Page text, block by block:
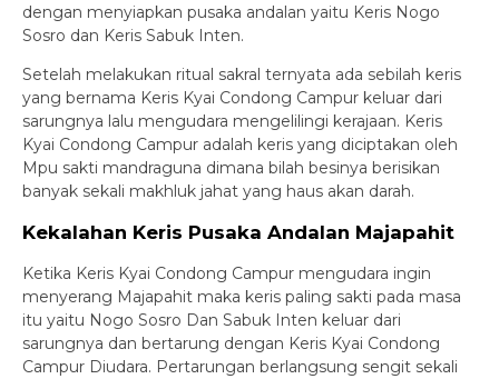
dengan menyiapkan pusaka andalan yaitu Keris Nogo
Sosro dan Keris Sabuk Inten.
Setelah melakukan ritual sakral ternyata ada sebilah keris
yang bernama Keris Kyai Condong Campur keluar dari
sarungnya lalu mengudara mengelilingi kerajaan. Keris
Kyai Condong Campur adalah keris yang diciptakan oleh
Mpu sakti mandraguna dimana bilah besinya berisikan
banyak sekali makhluk jahat yang haus akan darah.
Kekalahan Keris Pusaka Andalan Majapahit
Ketika Keris Kyai Condong Campur mengudara ingin
menyerang Majapahit maka keris paling sakti pada masa
itu yaitu Nogo Sosro Dan Sabuk Inten keluar dari
sarungnya dan bertarung dengan Keris Kyai Condong
Campur Diudara. Pertarungan berlangsung sengit sekali